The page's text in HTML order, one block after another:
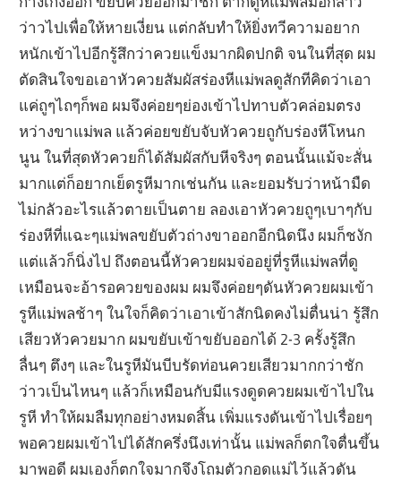
ว่าวไปเพื่อให้หายเงี่ยน แต่กลับทำให้ยิ่งทวีความอยาก
หนักเข้าไปอีกรู้สึกว่าควยแข็งมากผิดปกติ จนในที่สุด ผม
ตัดสินใจขอเอาหัวควยสัมผัสร่องหีแม่พลดูสักทีคิดว่าเอา
แค่ถูๆไถๆก็พอ ผมจึงค่อยๆย่องเข้าไปทาบตัวคล่อมตรง
หว่างขาแม่พล แล้วค่อยขยับจับหัวควยถูกับร่องหีโหนก
นูน ในที่สุดหัวควยก็ได้สัมผัสกับหีจริงๆ ตอนนั้นแม้จะสั่น
มากแต่ก็อยากเย็ดรูหีมากเช่นกัน และยอมรับว่าหน้ามืด
ไม่กลัวอะไรแล้วตายเป็นตาย ลองเอาหัวควยถูๆเบาๆกับ
ร่องหีที่แฉะๆแม่พลขยับตัวถ่างขาออกอีกนิดนึง ผมก็ชงัก
แต่แล้วก็นิ่งไป ถึงตอนนี้หัวควยผมจ่ออยู่ที่รูหีแม่พลที่ดู
เหมือนจะอ้ารอควยของผม ผมจึงค่อยๆดันหัวควยผมเข้า
รูหีแม่พลช้าๆ ในใจก็คิดว่าเอาเข้าสักนิดคงไม่ตื่นน่า รู้สึก
เสียวหัวควยมาก ผมขยับเข้าขยับออกได้ 2-3 ครั้งรู้สึก
ลื่นๆ ตึงๆ และในรูหีมันบีบรัดท่อนควยเสียวมากกว่าชัก
ว่าวเป็นไหนๆ แล้วก็เหมือนกับมีแรงดูดควยผมเข้าไปใน
รูหี ทำให้ผมลืมทุกอย่างหมดสิ้น เพิ่มแรงดันเข้าไปเรื่อยๆ
พอควยผมเข้าไปได้สักครึ่งนึงเท่านั้น แม่พลก็ตกใจตื่นขึ้น
มาพอดี ผมเองก็ตกใจมากจึงโถมตัวกอดแม่ไว้แล้วดัน